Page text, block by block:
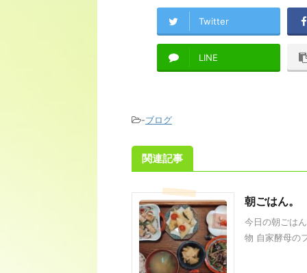
Twitter
LINE
-ブログ
関連記事
朝ごはん。
今日の朝ごは
物 自家酵母の